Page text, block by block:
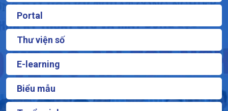
Portal
Thư viện số
E-learning
Biểu mẫu